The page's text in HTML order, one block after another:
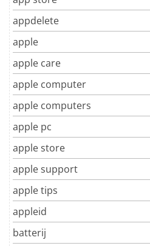
appdelete
apple
apple care
apple computer
apple computers
apple pc
apple store
apple support
apple tips
appleid
batterij